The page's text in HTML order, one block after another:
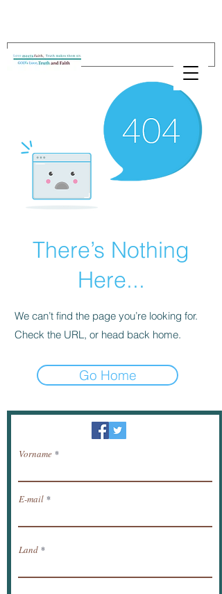
There’s Nothing
Here...
We can’t find the page you’re looking for.
Check the URL, or head back home.
Go Home
Newsletter / erhalten Nachrichten per E-Mail.
Vorname
E-mail
Land